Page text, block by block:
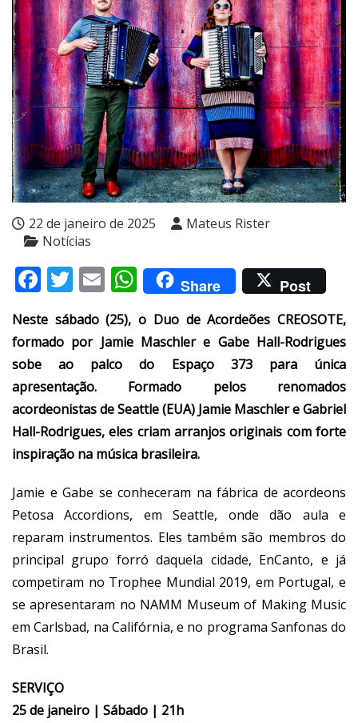
22 de janeiro de 2025
Mateus Rister
Notícias
Facebook
Twitter
EmailWhatsApp
Share Post
Neste sábado (25), o Duo de Acordeões CREOSOTE,
formado por Jamie Maschler e Gabe Hall-Rodrigues
sobe ao palco do Espaço 373 para única
apresentação. Formado pelos renomados
acordeonistas de Seattle (EUA) Jamie Maschler e Gabriel
Hall-Rodrigues, eles criam arranjos originais com forte
inspiração na música brasileira.
Jamie e Gabe se conheceram na fábrica de acordeons
Petosa Accordions, em Seattle, onde dão aula e
reparam instrumentos. Eles também são membros do
principal grupo forró daquela cidade, EnCanto, e já
competiram no Trophee Mundial 2019, em Portugal, e
se apresentaram no NAMM Museum of Making Music
em Carlsbad, na Califórnia, e no programa Sanfonas do
Brasil.
SERVIÇO
25 de janeiro | Sábado | 21h